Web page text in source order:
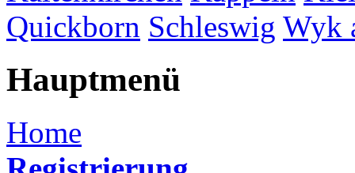
Quickborn Schleswig Wyk
Hauptmenü
Home